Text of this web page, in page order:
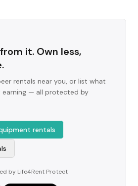
it. Own less,
rentals near you, or list what
earning — all protected by
rentals
by Life4Rent Protect